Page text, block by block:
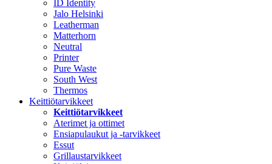
ID Identity
Jalo Helsinki
Leatherman
Matterhorn
Neutral
Printer
Pure Waste
South West
Thermos
Keittiötarvikkeet
Keittiötarvikkeet
Aterimet ja ottimet
Ensiapulaukut ja -tarvikkeet
Essut
Grillaustarvikkeet